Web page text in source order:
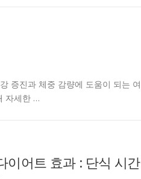
증진과 체중 감량에 도움이 되는
자세한 …
이어트 효과 : 단식 시